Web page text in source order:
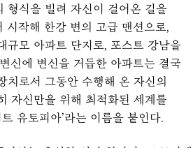
형식을 빌려 자신이 걸어온 길을
시작해 한강 변의 고급 맨션으로,
규모 아파트 단지로, 포스트 강남을
신에 변신을 거듭한 아파트는 결국
치로서 그동안 수행해 온 자신의
자신만을 위해 최적화된 세계를
유토피아’라는 이름을 붙인다.